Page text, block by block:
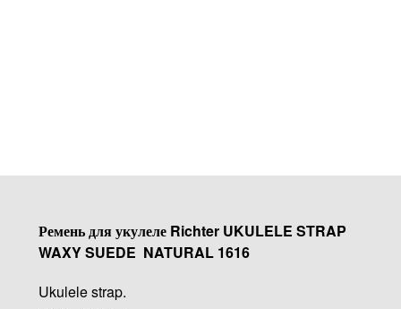
Ремень для укулеле Richter UKULELE STRAP
WAXY SUEDE NATURAL 1616
Ukulele strap.